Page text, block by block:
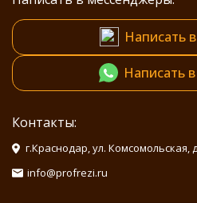
Написать
Написать
Контакты:
г.Краснодар, ул. Комсомольская,
info@profrezi.ru